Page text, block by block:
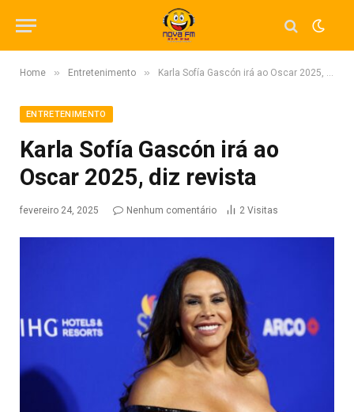
Home » Entretenimento » Karla Sofía Gascón irá ao Oscar 2025, diz revista
ENTRETENIMENTO
Karla Sofía Gascón irá ao
Oscar 2025, diz revista
fevereiro 24, 2025 Nenhum comentário 2 Visitas